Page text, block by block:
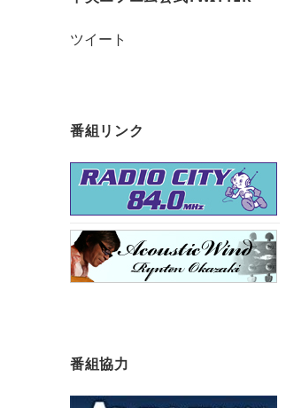
ツイート
番組リンク
番組協力